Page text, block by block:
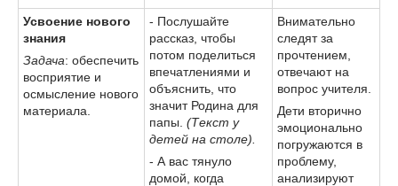
Усвоение нового
знания
Задача: обеспечить
восприятие и
осмысление нового
материала.
- Послушайте
рассказ, чтобы
потом поделиться
впечатлениями и
объяснить, что
значит Родина для
папы. (Текст у
детей на столе).
- А вас тянуло
домой, когда
Внимательно
следят за
прочтением,
отвечают на
вопрос учителя.
Дети вторично
эмоционально
погружаются в
проблему,
анализируют